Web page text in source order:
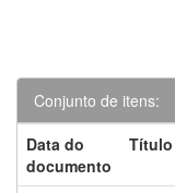
Conjunto de itens:
Data do
documento
Título